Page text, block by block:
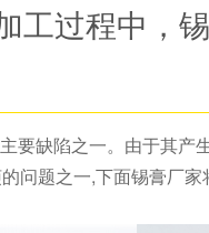
工过程中，
要缺陷之一。由于其
问题之一,下面锡膏厂家